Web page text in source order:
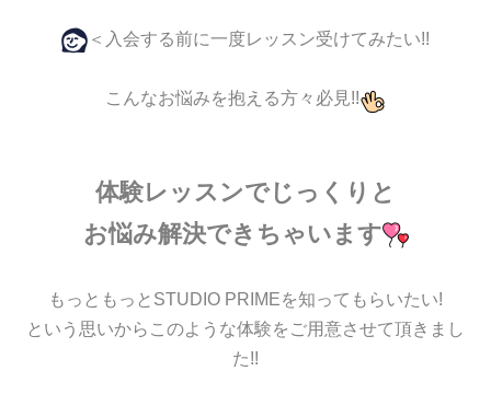
＜入会する前に一度レッスン受けてみたい!!
こんなお悩みを抱える方々必見!!
体験レッスンでじっくりと
お悩み解決できちゃいます
もっともっとSTUDIO PRIMEを知ってもらいたい!
という思いからこのような体験をご用意させて頂きまし
た!!